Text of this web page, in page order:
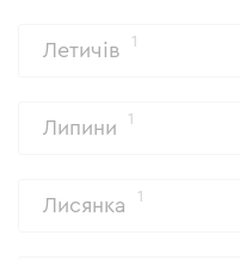
Летичів 1
Липини 1
Лисянка 1